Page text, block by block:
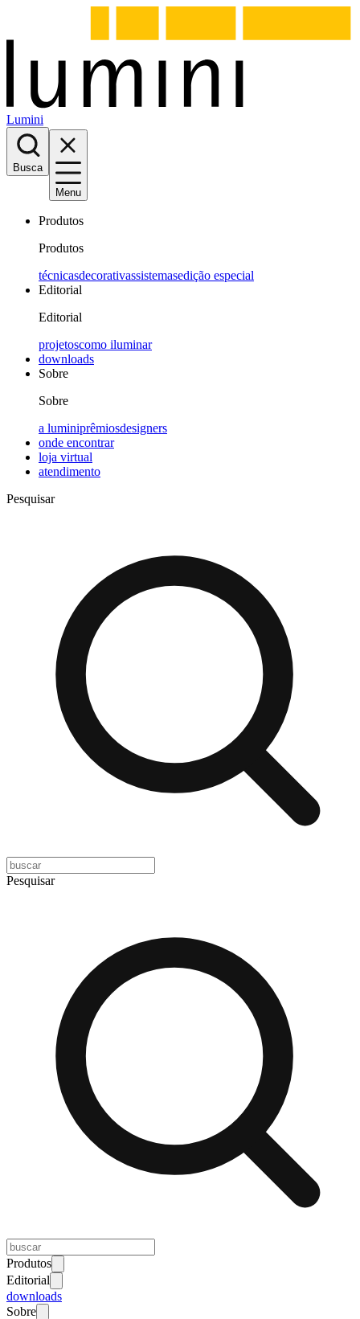
Lumini
Busca
Menu
Produtos
Produtos
técnicasdecorativassistemasedição especial
Editorial
Editorial
projetoscomo iluminar
downloads
Sobre
Sobre
a luminiprêmiosdesigners
onde encontrar
loja virtual
atendimento
Pesquisar
Pesquisar
Produtos
Editorial
downloads
Sobre